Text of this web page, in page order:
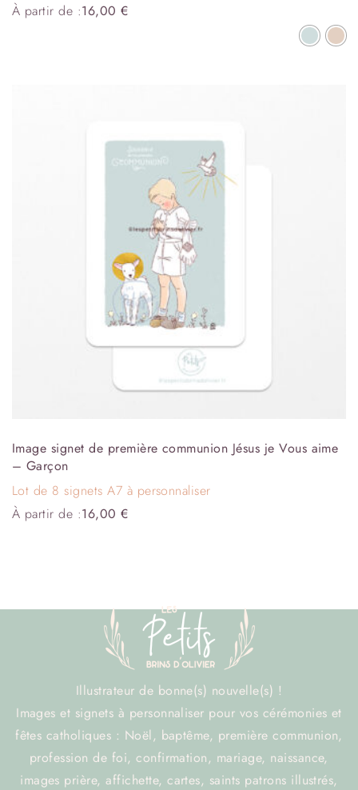
À partir de :16,00€
Image signet de première communion Jésus je Vous aime
– Garçon
Lot de 8 signets A7 à personnaliser
À partir de :16,00€
Illustrateur de bonne(s) nouvelle(s) !
Images et signets à personnaliser pour vos cérémonies et
fêtes catholiques : Noël, baptême, première communion,
profession de foi, confirmation, mariage, naissance,
images prière, affichette, cartes, saints patrons illustrés,